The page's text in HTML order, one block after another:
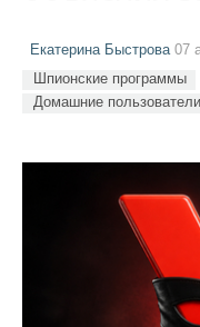
Екатерина Быстрова07
Шпионские программы
Домашние пользователи